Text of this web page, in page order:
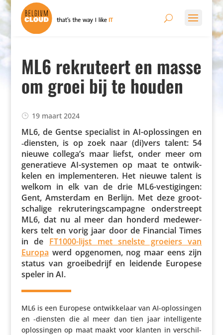
ML6 rekruteert en masse
om groei bij te houden
19 maart 2024
ML6, de Gentse speci­a­list in AI-oplos­singen en
‑diensten, is op zoek naar (di)vers talent: 54
nieuwe collega’s maar liefst, onder meer om
gene­ra­tieve AI-systemen op maat te ontwik­
kelen en imple­men­teren. Het nieuwe talent is
welkom in elk van de drie ML6-vesti­gingen:
Gent, Amsterdam en Berlijn. Met deze groot­
scha­lige rekru­te­rings­cam­pagne onder­streept
ML6, dat nu al meer dan honderd mede­wer­
kers telt en vorig jaar door de Financial Times
in de FT1000-lijst met snelste groeiers van
Europa werd opgenomen, nog maar eens zijn
status van groei­be­drijf en leidende Europese
speler in AI.
ML6 is een Europese ontwik­ke­laar van AI-oplos­singen
en ‑diensten die al meer dan tien jaar intel­li­gente
oplos­singen op maat maakt voor klanten in verschil­